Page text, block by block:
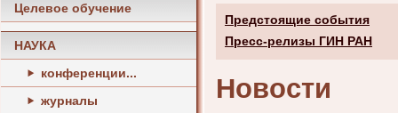
Целевое обучение
НАУКА
конференции...
журналы
Предстоящие события
Пресс-релизы ГИН РАН
Новости